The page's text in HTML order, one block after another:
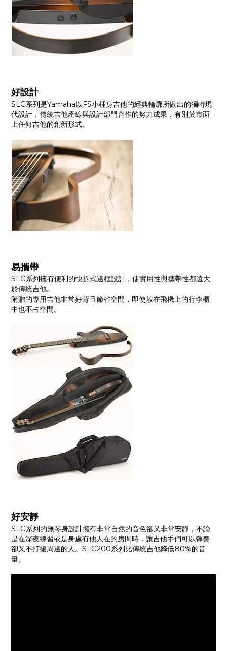
好設計
SLG系列是Yamaha以FS小桶身吉他的經典輪廓所做出的獨特現
代設計，傳統吉他產線與設計部門合作的努力成果，有別於市面
上任何吉他的創新形式。
易攜帶
SLG系列擁有便利的快拆式邊框設計，使實用性與攜帶性都遠大
於傳統吉他。
附贈的專用吉他非常好背且節省空間，即使放在飛機上的行李櫃
中也不占空間。
好安靜
SLG系列的無琴身設計擁有非常自然的音色卻又非常安靜，不論
是在深夜練習或是身處有他人在的房間時，讓吉他手們可以彈奏
卻又不打擾周邊的人。SLG200系列比傳統吉他降低80%的音
量。